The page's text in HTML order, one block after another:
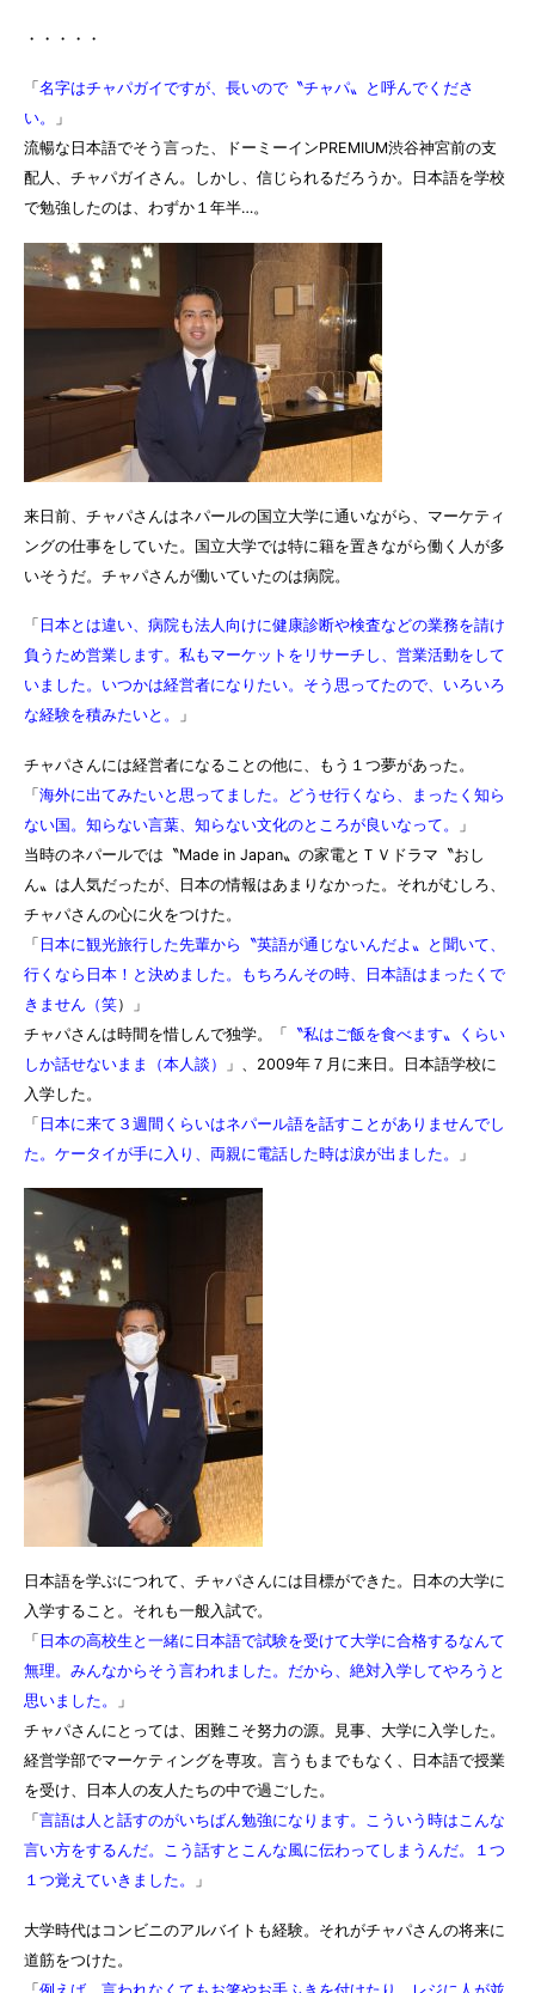
・・・・・
「 名字はチャパガイですが、長いので〝チャパ〟と呼んでくださ
い。
」
流暢な日本語でそう言った、ドーミーインPREMIUM渋谷神宮前の支
配人、チャパガイさん。しかし、信じられるだろうか。日本語を学校
で勉強したのは、わずか１年半…。
来日前、チャパさんはネパールの国立大学に通いながら、マーケティ
ングの仕事をしていた。国立大学では特に籍を置きながら働く人が多
いそうだ。チャパさんが働いていたのは病院。
「 日本とは違い、病院も法人向けに健康診断や検査などの業務を請け
負うため営業します。私もマーケットをリサーチし、営業活動をして
いました。いつかは経営者になりたい。そう思ってたので、いろいろ
な経験を積みたいと。
」
チャパさんには経営者になることの他に、もう１つ夢があった。
「海外に出てみたいと思ってました。どうせ行くなら、まったく知ら
ない国。知らない言葉、知らない文化のところが良いなって。
」
当時のネパールでは〝Made in Japan〟の家電とＴＶドラマ〝おし
ん〟は人気だったが、日本の情報はあまりなかった。それがむしろ、
チャパさんの心に火をつけた。
「 日本に観光旅行した先輩から〝英語が通じないんだよ〟と聞いて、
行くなら日本！と決めました。もちろんその時、日本語はまったくで
きません（笑）」
チャパさんは時間を惜しんで独学。「 〝私はご飯を食べます〟くらい
しか話せないまま（本人談）
」、2009年７月に来日。日本語学校に
入学した。
「 日本に来て３週間くらいはネパール語を話すことがありませんでし
た。ケータイが手に入り、両親に電話した時は涙が出ました。
」
日本語を学ぶにつれて、チャパさんには目標ができた。日本の大学に
入学すること。それも一般入試で。
「 日本の高校生と一緒に日本語で試験を受けて大学に合格するなんて
無理。みんなからそう言われました。だから、絶対入学してやろうと
思いました。
」
チャパさんにとっては、困難こそ努力の源。見事、大学に入学した。
経営学部でマーケティングを専攻。言うもまでもなく、日本語で授業
を受け、日本人の友人たちの中で過ごした。
「 言語は人と話すのがいちばん勉強になります。こういう時はこんな
言い方をするんだ。こう話すとこんな風に伝わってしまうんだ。１つ
１つ覚えていきました。
」
大学時代はコンビニのアルバイトも経験。それがチャパさんの将来に
道筋をつけた。